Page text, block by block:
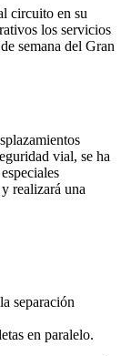
circuito en su
los servicios
semana del Gran
vial, se ha
realizará una
separación
en paralelo.